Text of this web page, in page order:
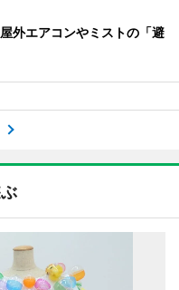
外エアコンやミストの「避